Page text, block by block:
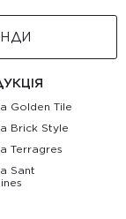
Golden Tile
Brick Style
Terragres
Sant